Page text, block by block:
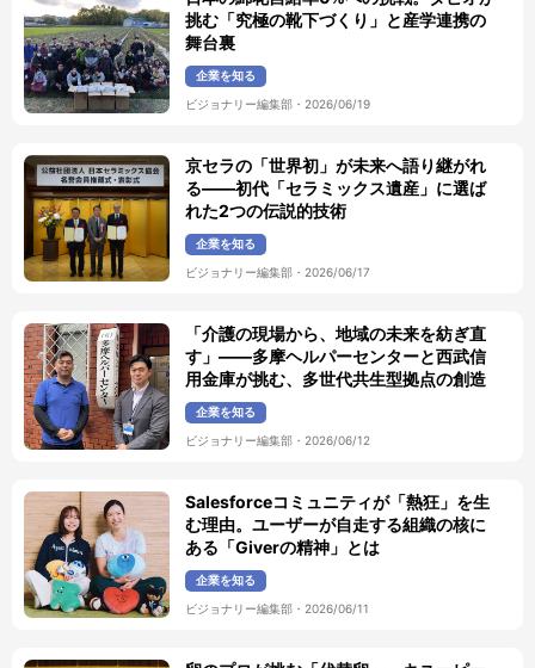
挑む「究極の靴下づくり」と産学連携の
舞台裏
企業を知る
ビジョナリー編集部・ 2026/06/19
京セラの「世界初」が未来へ語り継がれ
る——初代「セラミックス遺産」に選ば
れた2つの伝説的技術
企業を知る
ビジョナリー編集部・ 2026/06/17
「介護の現場から、地域の未来を紡ぎ直
す」――多摩ヘルパーセンターと西武信
用金庫が挑む、多世代共生型拠点の創造
企業を知る
ビジョナリー編集部・ 2026/06/12
Salesforceコミュニティが「熱狂」を生
む理由。ユーザーが自走する組織の核に
ある「Giverの精神」とは
企業を知る
ビジョナリー編集部・ 2026/06/11